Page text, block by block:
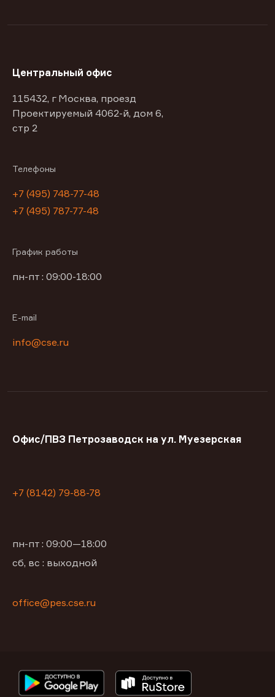
Центральный офис
115432, г Москва, проезд
Проектируемый 4062-й, дом 6,
стр 2
Телефоны
+7 (495) 748-77-48
+7 (495) 787-77-48
График работы
пн-пт : 09:00-18:00
E-mail
info@cse.ru
Офис/ПВЗ Петрозаводск на ул. Муезерская
+7 (8142) 79-88-78
пн-пт : 09:00—18:00
сб, вс : выходной
office@pes.cse.ru